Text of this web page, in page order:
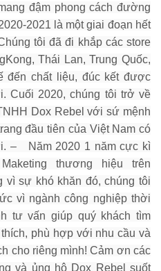
đậm phong cách đường
2021 là một giai đoạn hết
tôi đã đi khắp các store
Thái Lan, Trung Quốc,
đến chất liệu, đúc kết được
Cuối 2020, chúng tôi trở về
Dox Rebel với sứ mệnh
đầu tiên của Việt Nam có
– Năm 2020 1 năm cực kì
thương hiệu trên
vì sự khó khăn đó, chúng tôi
vì ngành công nghiệp thời
tư vấn giúp quý khách tìm
phù hợp với nhu cầu và
cho riêng mình! Cảm ơn các
và ủng hộ Dox Rebel suốt